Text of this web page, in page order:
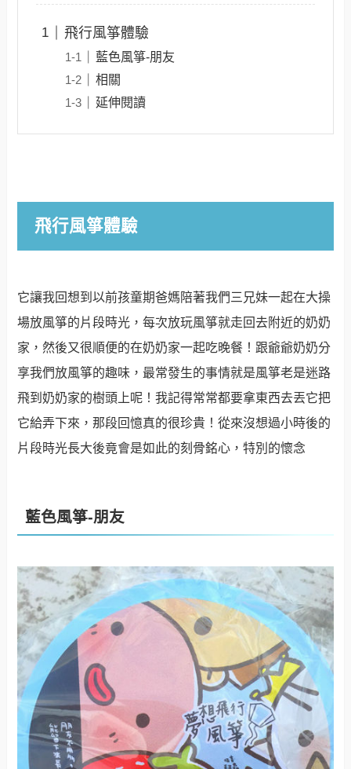
飛行風箏體驗
藍色風箏-朋友
相關
延伸閱讀
飛行風箏體驗
它讓我回想到以前孩童期爸媽陪著我們三兄妹一起在大操
場放風箏的片段時光，每次放玩風箏就走回去附近的奶奶
家，然後又很順便的在奶奶家一起吃晚餐！跟爺爺奶奶分
享我們放風箏的趣味，最常發生的事情就是風箏老是迷路
飛到奶奶家的樹頭上呢！我記得常常都要拿東西去丟它把
它給弄下來，那段回憶真的很珍貴！從來沒想過小時後的
片段時光長大後竟會是如此的刻骨銘心，特別的懷念
藍色風箏-朋友